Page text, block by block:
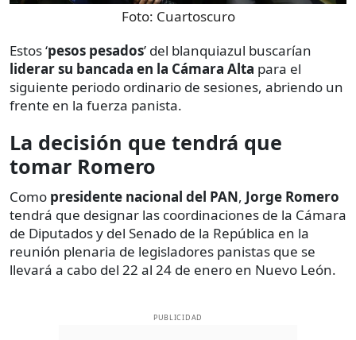
Foto: Cuartoscuro
Estos ‘pesos pesados’ del blanquiazul buscarían
liderar su bancada en la Cámara Alta para el
siguiente periodo ordinario de sesiones, abriendo un
frente en la fuerza panista.
La decisión que tendrá que
tomar Romero
Como presidente nacional del PAN, Jorge Romero
tendrá que designar las coordinaciones de la Cámara
de Diputados y del Senado de la República en la
reunión plenaria de legisladores panistas que se
llevará a cabo del 22 al 24 de enero en Nuevo León.
PUBLICIDAD